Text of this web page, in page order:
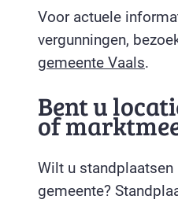
Voor actuele
vergunningen,
gemeente Vaals.
Bent u
of
Wilt u standplaatsen
gemeente?